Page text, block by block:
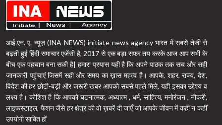
आई.एन. ए. न्यूज़ (INA NEWS) initiate news agency भारत में सबसे तेजी से
बढ़ती हुई हिंदी समाचार एजेंसी है, 2017 से एक बड़ा सफर तय करके आज आप सभी के
बीच एक पहचान बना सकी है| हमारा प्रयास यही है कि अपने पाठक तक सच और सही
जानकारी पहुंचाएं जिसमें सही और समय का ख़ास महत्व है। आपके, शहर, राज्य, देश,
विदेश की हर छोटी-बड़ी और जरूरी खबर आपको सबसे पहले मिले, यही इसका उद्देश्य व
लक्ष्य है। कोशिश है कि आपको घटनात्मक, अध्यात्म , धर्म, साहित्य, मनोरंजन , नौकरी,
लाइफस्टाइल, फैशन जैसे हर क्षेत्र की वो ख़बरें दी जाएँ जो आपके जीवन में कहीं न कहीं
उपयोगी साबित हों